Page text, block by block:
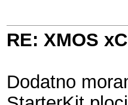
RE: XMOS
Dodatno